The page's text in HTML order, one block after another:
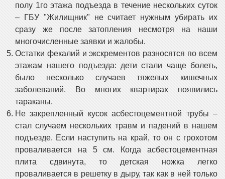
полу 1го этажа подъезда в течение нескольких суток
– ГБУ "Жилищник" не считает нужным убирать их
сразу же после затопления несмотря на наши
многочисленные заявки и жалобы.
Остатки фекалий и экскрементов разносятся по всем
этажам нашего подъезда: дети стали чаще болеть,
было несколько случаев тяжелых кишечных
заболеваний. Во многих квартирах появились
тараканы.
Не закрепленный кусок асбестоцементной трубы –
стал случаем нескольких травм и падений в нашем
подъезде. Если наступить на край, то он с грохотом
проваливается на 5 см. Когда асбестоцементная
плита сдвинута, то детская ножка легко
проваливается в решетку в дыру, так как в ней только